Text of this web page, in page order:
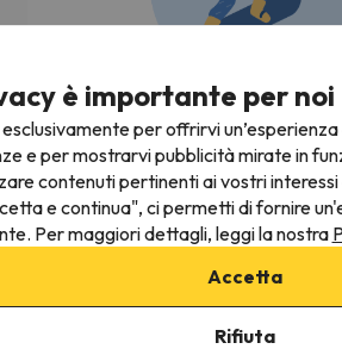
Non appena troverà la bussola,
Stiamo cercando le migliori
è importante per noi
per offrirvi
e per mostrarvi pubblicità mirate in
contenuti pertinenti ai vostri
e continua", ci permetti di fornire
Per maggiori dettagli, leggi la nostra
Accetta
Rifiuta